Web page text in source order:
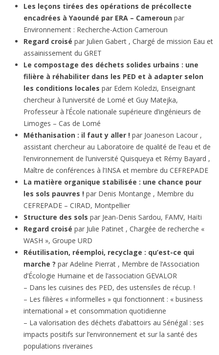
Les leçons tirées des opérations de précollecte
encadrées à Yaoundé par ERA – Cameroun par
Environnement : Recherche-Action Cameroun
Regard croisé par Julien Gabert , Chargé de mission Eau et
assainissement du GRET
Le compostage des déchets solides urbains : une
filière à réhabiliter dans les PED et à adapter selon
les conditions locales par Edem Koledzi, Enseignant
chercheur à l’université de Lomé et Guy Matejka,
Professeur à l’École nationale supérieure d’ingénieurs de
Limoges – Cas de Lomé
Méthanisation : il faut y aller ! par Joaneson Lacour ,
assistant chercheur au Laboratoire de qualité de l’eau et de
l’environnement de l’université Quisqueya et Rémy Bayard ,
Maître de conférences à l’INSA et membre du CEFREPADE
La matière organique stabilisée : une chance pour
les sols pauvres ! par Denis Montange , Membre du
CEFREPADE – CIRAD, Montpellier
Structure des sols par Jean-Denis Sardou, FAMV, Haïti
Regard croisé par Julie Patinet , Chargée de recherche «
WASH », Groupe URD
Réutilisation, réemploi, recyclage : qu’est-ce qui
marche ? par Adeline Pierrat , Membre de l’Association
d’Écologie Humaine et de l’association GEVALOR
– Dans les cuisines des PED, des ustensiles de récup. !
– Les filières « informelles » qui fonctionnent : « business
international » et consommation quotidienne
– La valorisation des déchets d’abattoirs au Sénégal : ses
impacts positifs sur l’environnement et sur la santé des
populations riveraines